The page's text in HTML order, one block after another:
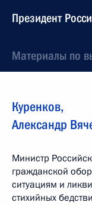
Президент
Материалы по
Куренков,
Александр
Министр
гражданской
ситуациям и
стихийных